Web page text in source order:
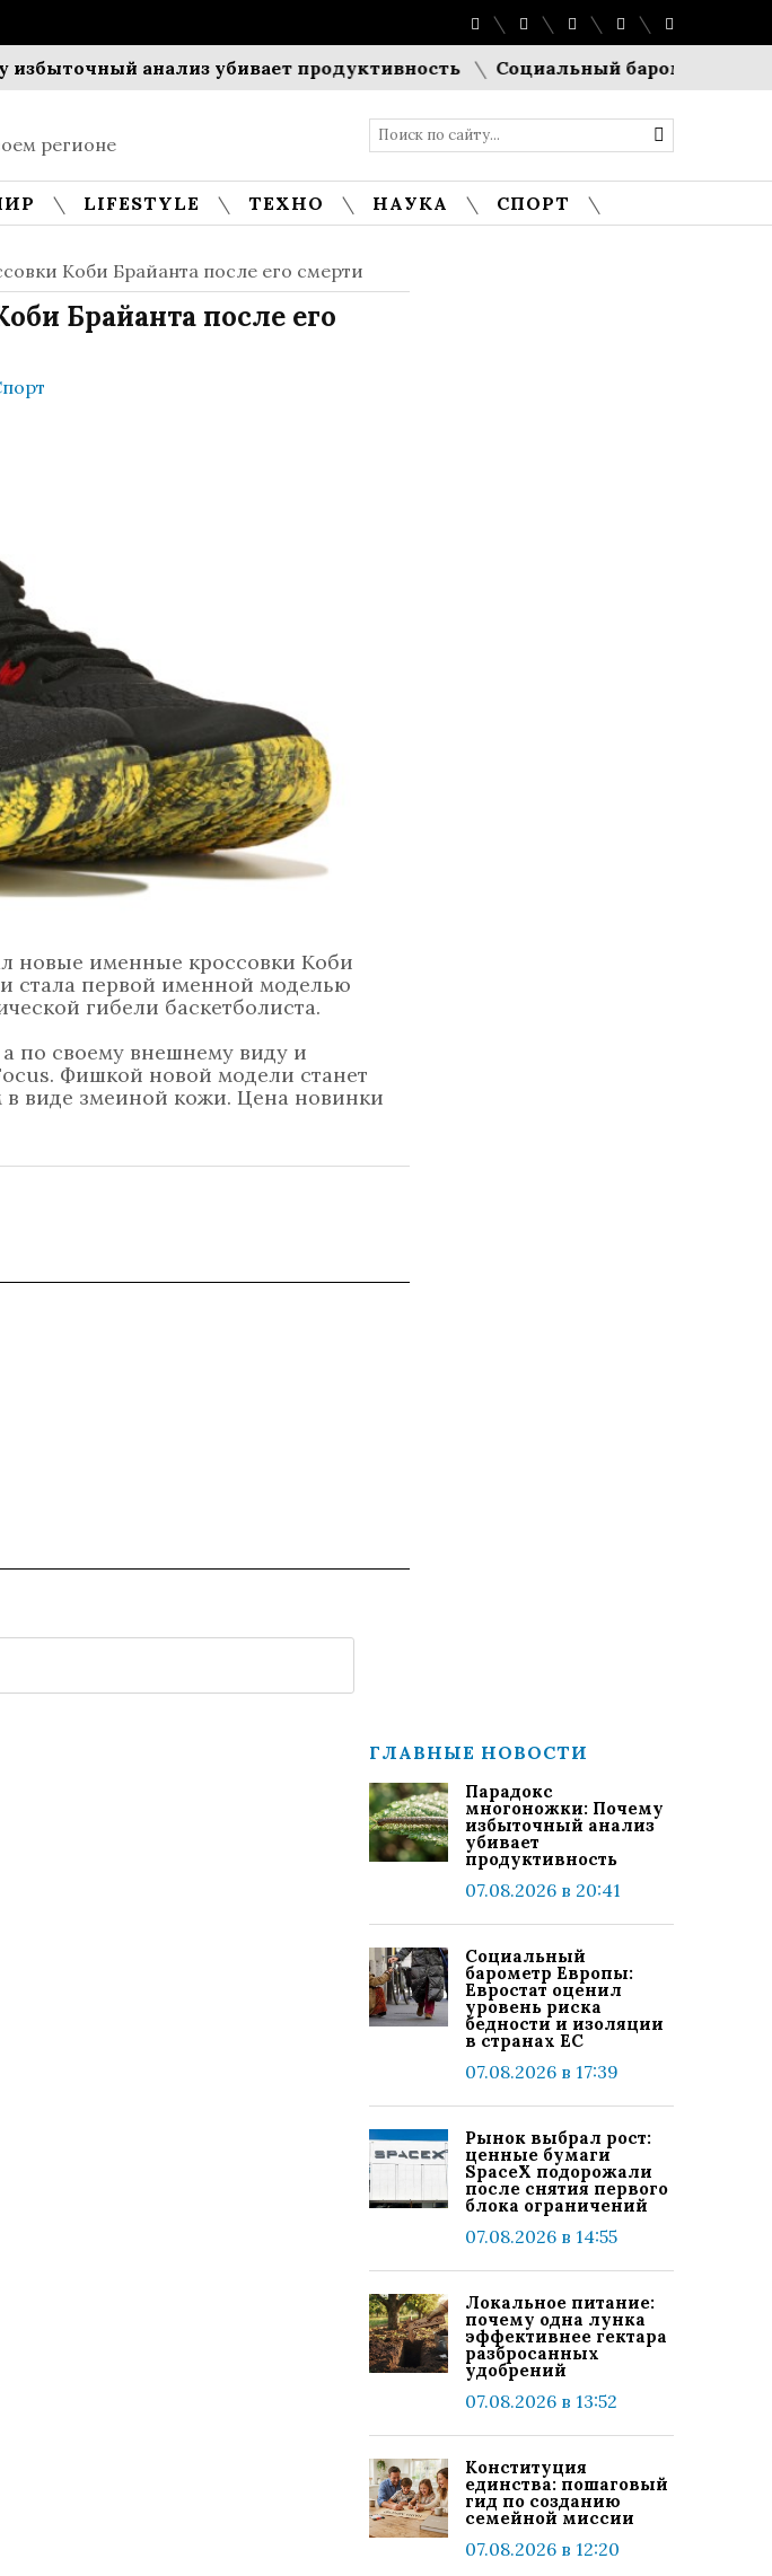
анализ убивает продуктивность
Социальный барометр Европы:
регионе
LIFESTYLE ТЕХНО НАУКА
СПОРТ
Коби Брайанта после его смерти
Брайанта после его
новые именные кроссовки Коби
стала первой именной моделью
гибели баскетболиста.
по своему внешнему виду и
Фишкой новой модели станет
виде змеиной кожи. Цена новинки
ГЛАВНЫЕ НОВОСТИ
Парадокс
многоножки: Почему
избыточный анализ
убивает
продуктивность
07.08.2026 в 20:41
Социальный
барометр Европы:
Евростат оценил
уровень риска
бедности и изоляции
в странах ЕС
07.08.2026 в 17:39
Рынок выбрал рост:
ценные бумаги
SpaceX подорожали
после снятия первого
блока ограничений
07.08.2026 в 14:55
Локальное питание:
почему одна лунка
эффективнее гектара
разбросанных
удобрений
07.08.2026 в 13:52
Конституция
единства: пошаговый
гид по созданию
семейной миссии
07.08.2026 в 12:20